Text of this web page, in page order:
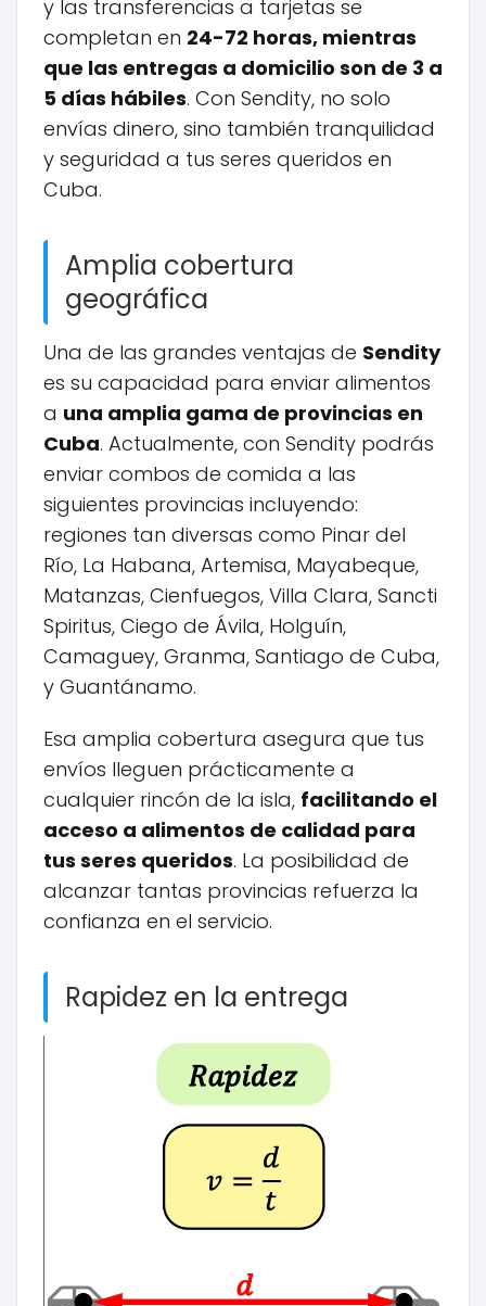
y las transferencias a tarjetas se
completan en 24-72 horas, mientras
que las entregas a domicilio son de 3 a
5 días hábiles. Con Sendity, no solo
envías dinero, sino también tranquilidad
y seguridad a tus seres queridos en
Cuba.
Amplia cobertura
geográfica
Una de las grandes ventajas de Sendity
es su capacidad para enviar alimentos
a una amplia gama de provincias en
Cuba. Actualmente, con Sendity podrás
enviar combos de comida a las
siguientes provincias incluyendo:
regiones tan diversas como Pinar del
Río, La Habana, Artemisa, Mayabeque,
Matanzas, Cienfuegos, Villa Clara, Sancti
Spiritus, Ciego de Ávila, Holguín,
Camaguey, Granma, Santiago de Cuba,
y Guantánamo.
Esa amplia cobertura asegura que tus
envíos lleguen prácticamente a
cualquier rincón de la isla, facilitando el
acceso a alimentos de calidad para
tus seres queridos. La posibilidad de
alcanzar tantas provincias refuerza la
confianza en el servicio.
Rapidez en la entrega